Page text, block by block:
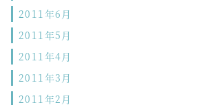
2011年6月
2011年5月
2011年4月
2011年3月
2011年2月